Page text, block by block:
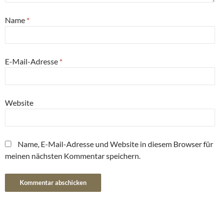
Name *
E-Mail-Adresse *
Website
Name, E-Mail-Adresse und Website in diesem Browser für
meinen nächsten Kommentar speichern.